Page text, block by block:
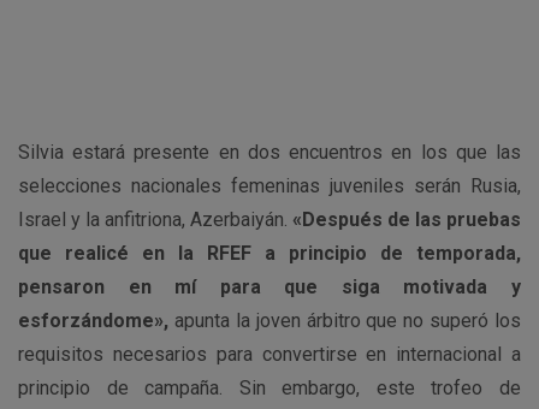
Silvia estará presente en dos encuentros en los que las
selecciones nacionales femeninas juveniles serán Rusia,
Israel y la anfitriona, Azerbaiyán. «Después de las pruebas
que realicé en la RFEF a principio de temporada,
pensaron en mí para que siga motivada y
esforzándome», apunta la joven árbitro que no superó los
requisitos necesarios para convertirse en internacional a
principio de campaña. Sin embargo, este trofeo de